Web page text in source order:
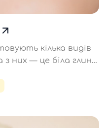
кілька видів
з них — це біла глина,
і більшою мірою